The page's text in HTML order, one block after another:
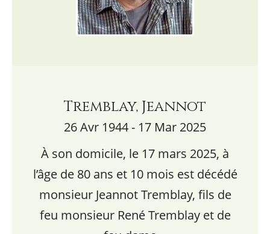
Tremblay, Jeannot
26 Avr 1944 - 17 Mar 2025
À son domicile, le 17 mars 2025, à
l’âge de 80 ans et 10 mois est décédé
monsieur Jeannot Tremblay, fils de
feu monsieur René Tremblay et de